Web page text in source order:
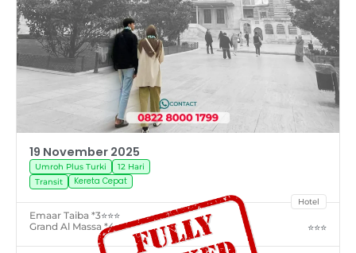
19 November 2025
Umroh Plus Turki
12 Hari
Transit
Kereta Cepat
Hotel
Emaar Taiba *3⭐⭐⭐
Grand Al Massa *4
⭐⭐⭐